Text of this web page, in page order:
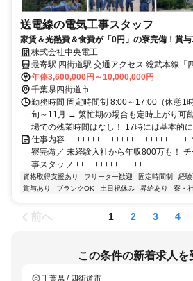
送電線の電気工事スタッフ
家賃＆光熱費＆食費が「0円」の寮完備！賞
るお仕事！
株式会社中央電工
最寄駅 四街道駅 交通アクセス 総武本線「四街道駅」より車で11分 ※
車通勤OK！駐車場あり！ 【 対応エリア 】 年間2～3ヶ月程度は静岡
での勤務です。 残りの期間は出張となります。 ⇒ 出張先にも3食付
きの無料個室寮があります ※関東近辺の出張エリア 神奈川や静岡を
はじめ山梨、群馬・埼玉 など
年俸3,600,000円～10,000,000円
千葉県四街道市
勤務時間 固定時間制 8:00～17:00（休憩1
旬～11月 → 繁忙期の場合も定時上がり可
場での残業時間はなし！ 17時には基本的に
仕事内容 +++++++++++++++++++++++++
寮完備／ 未経験入社から年収800万も！
事スタッフ ++++++++++++++...
資格取得支援あり フリーター歓迎 固定時間制 経
賞与あり
ブランクOK 土日祝休み 昇給あり 寮・
前へ 1 2 3 4
この条件の新着求人を
千葉県 / 四街道市